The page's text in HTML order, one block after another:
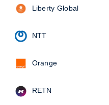
Liberty Global
NTT
Orange
RETN